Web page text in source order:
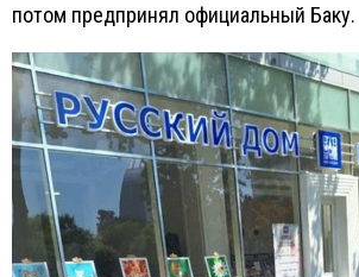
потом предпринял официальный Баку.